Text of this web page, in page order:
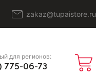
zakaz@tupaistore.ru
для регионов:
775-06-73